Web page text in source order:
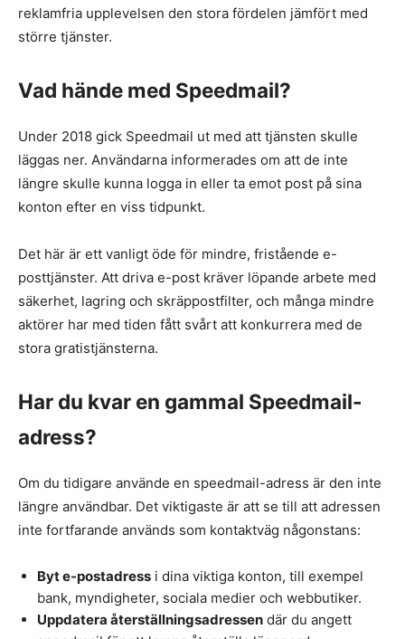
reklamfria upplevelsen den stora fördelen jämfört med
större tjänster.
Vad hände med Speedmail?
Under 2018 gick Speedmail ut med att tjänsten skulle
läggas ner. Användarna informerades om att de inte
längre skulle kunna logga in eller ta emot post på sina
konton efter en viss tidpunkt.
Det här är ett vanligt öde för mindre, fristående e-
posttjänster. Att driva e-post kräver löpande arbete med
säkerhet, lagring och skräppostfilter, och många mindre
aktörer har med tiden fått svårt att konkurrera med de
stora gratistjänsterna.
Har du kvar en gammal Speedmail-
adress?
Om du tidigare använde en speedmail-adress är den inte
längre användbar. Det viktigaste är att se till att adressen
inte fortfarande används som kontaktväg någonstans:
Byt e-postadress i dina viktiga konton, till exempel
bank, myndigheter, sociala medier och webbutiker.
Uppdatera återställningsadressen där du angett